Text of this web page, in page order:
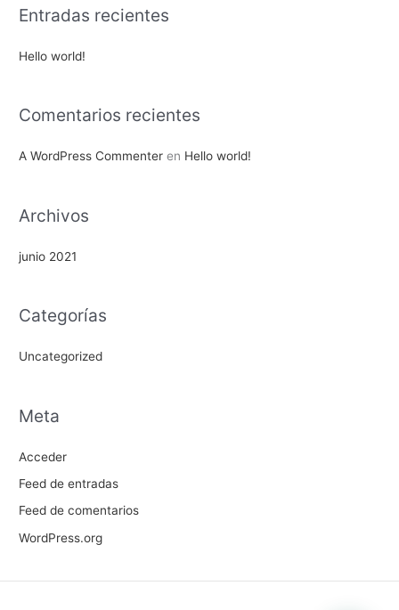
c
o
Entradas recientes
Hello world!
Comentarios recientes
A WordPress Commenter en Hello world!
Archivos
junio 2021
Categorías
Uncategorized
Meta
Acceder
Feed de entradas
Feed de comentarios
WordPress.org